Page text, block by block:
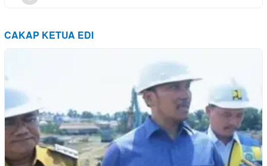
CAKAP KETUA EDI